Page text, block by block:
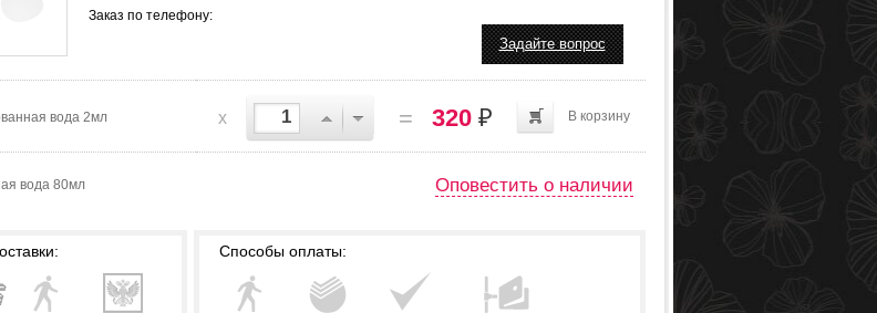
Задайте вопрос
Заказ по телефону:
вода 2мл x = 320₽ В корзину
вода 80мл Оповестить о наличии
Способы оплаты: